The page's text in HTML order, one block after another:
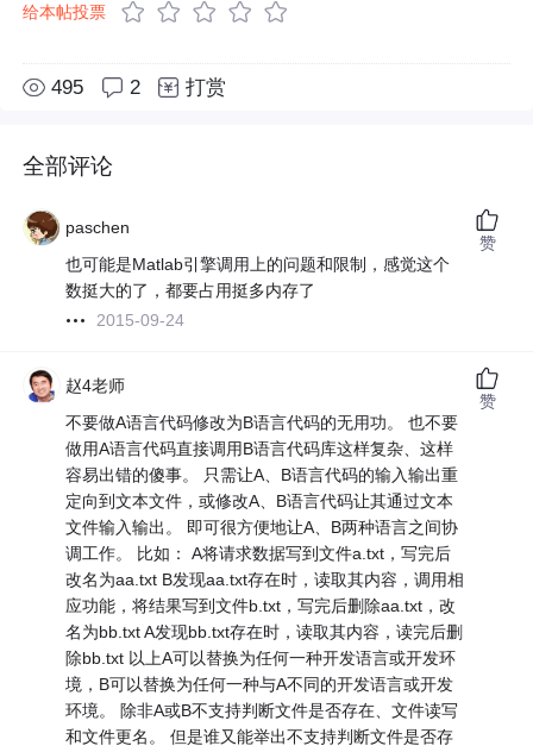
给本帖投票
495 2 打赏
全部评论
paschen
也可能是Matlab引擎调用上的问题和限制，感觉这个
数挺大的了，都要占用挺多内存了
2015-09-24
赞
赵4老师
不要做A语言代码修改为B语言代码的无用功。 也不要
做用A语言代码直接调用B语言代码库这样复杂、这样
容易出错的傻事。 只需让A、B语言代码的输入输出重
定向到文本文件，或修改A、B语言代码让其通过文本
文件输入输出。 即可很方便地让A、B两种语言之间协
调工作。 比如： A将请求数据写到文件a.txt，写完后
改名为aa.txt B发现aa.txt存在时，读取其内容，调用相
应功能，将结果写到文件b.txt，写完后删除aa.txt，改
名为bb.txt A发现bb.txt存在时，读取其内容，读完后删
除bb.txt 以上A可以替换为任何一种开发语言或开发环
境，B可以替换为任何一种与A不同的开发语言或开发
环境。 除非A或B不支持判断文件是否存在、文件读写
和文件更名。 但是谁又能举出不支持判断文件是否存
赞